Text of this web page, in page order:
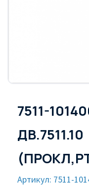
7511-
ДВ.7511.10
Артикул: 7511-